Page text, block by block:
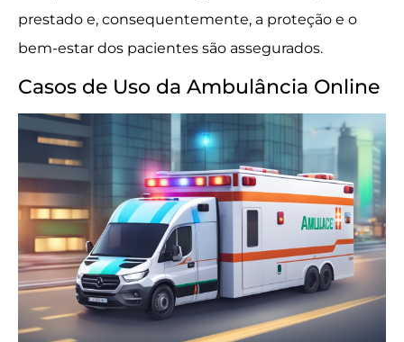
prestado e, consequentemente, a proteção e o
bem-estar dos pacientes são assegurados.
Casos de Uso da Ambulância Online